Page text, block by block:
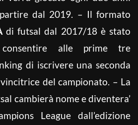
dal 2019. – Il formato
di futsal dal 2017/18 è stato
alle prime tre
di iscrivere una seconda
del campionato. – La
cambierà nome e diventera’
League dall’edizione